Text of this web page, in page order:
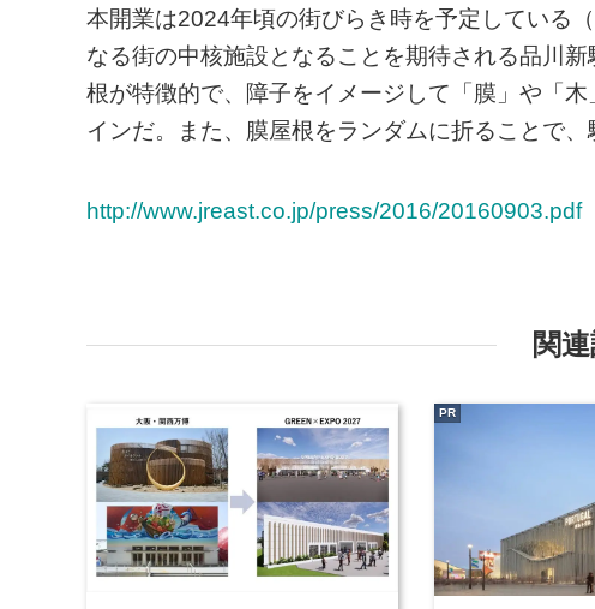
本開業は2024年頃の街びらき時を予定している
なる街の中核施設となることを期待される品川
根が特徴的で、障子をイメージして「膜」や「
インだ。また、膜屋根をランダムに折ることで
http://www.jreast.co.jp/press/2016/20160903.pdf
関
PR